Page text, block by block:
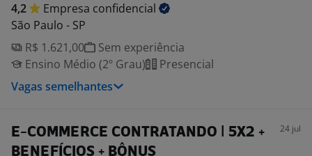
4,2 Empresa confidencial
São Paulo - SP
R$ 1.621,00
Sem experiência
Ensino Médio (2º Grau)
Presencial
Vagas semelhantes
E-COMMERCE CONTRATANDO | 5X2 +
BENEFÍCIOS + BÔNUS
24 jul